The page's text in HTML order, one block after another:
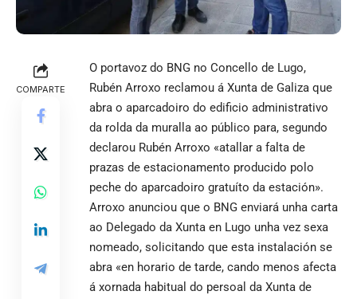
COMPARTE
O portavoz do BNG no Concello de Lugo,
Rubén Arroxo reclamou á Xunta de Galiza que
abra o aparcadoiro do edificio administrativo
da rolda da muralla ao público para, segundo
declarou Rubén Arroxo «atallar a falta de
prazas de estacionamento producido polo
peche do aparcadoiro gratuíto da estación».
Arroxo anunciou que o BNG enviará unha carta
ao Delegado da Xunta en Lugo unha vez sexa
nomeado, solicitando que esta instalación se
abra «en horario de tarde, cando menos afecta
á xornada habitual do persoal da Xunta de